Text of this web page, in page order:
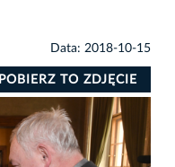
Data: 2018-10-15
POBIERZ TO ZDJĘCIE